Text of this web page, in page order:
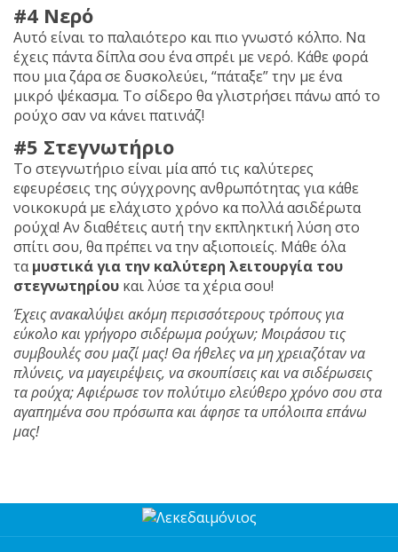
#4 Νερό
Αυτό είναι το παλαιότερο και πιο γνωστό κόλπο. Να
έχεις πάντα δίπλα σου ένα σπρέι με νερό. Κάθε φορά
που μια ζάρα σε δυσκολεύει, “πάταξε” την με ένα
μικρό ψέκασμα. Το σίδερο θα γλιστρήσει πάνω από το
ρούχο σαν να κάνει πατινάζ!
#5 Στεγνωτήριο
Το στεγνωτήριο είναι μία από τις καλύτερες
εφευρέσεις της σύγχρονης ανθρωπότητας για κάθε
νοικοκυρά με ελάχιστο χρόνο κα πολλά ασιδέρωτα
ρούχα! Αν διαθέτεις αυτή την εκπληκτική λύση στο
σπίτι σου, θα πρέπει να την αξιοποιείς. Μάθε όλα
ταμυστικά για την καλύτερη λειτουργία του
στεγνωτηρίου και λύσε τα χέρια σου!
Έχεις ανακαλύψει ακόμη περισσότερους τρόπους για
εύκολο και γρήγορο σιδέρωμα ρούχων; Mοιράσου τις
συμβουλές σου μαζί μας! Θα ήθελες να μη χρειαζόταν να
πλύνεις, να μαγειρέψεις, να σκουπίσεις και να σιδέρωσεις
τα ρούχα; Aφιέρωσε τον πολύτιμο ελεύθερο χρόνο σου στα
αγαπημένα σου πρόσωπα και άφησε τα υπόλοιπα επάνω
μας!